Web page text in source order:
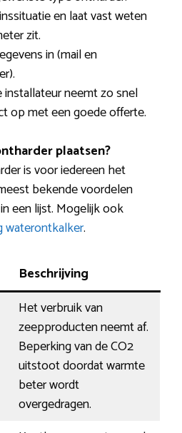
en laat vast weten
zit.
in (mail en
installateur neemt zo snel
op met een goede offerte.
plaatsen?
is voor iedereen het
bekende voordelen
een lijst. Mogelijk ook
waterontkalker.
Beschrijving
Het verbruik van
zeepproducten neemt af.
Beperking van de CO2
uitstoot doordat warmte
beter wordt
overgedragen.